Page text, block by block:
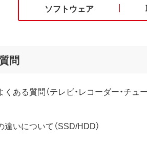
ソフトウェア
問
ある質問（テレビ・レコーダー・チュー
いについて（SSD/HDD）